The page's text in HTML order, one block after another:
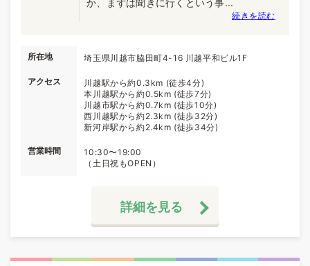
か、まずは聞きに行くという事...
続きを読む
所在地 埼玉県川越市脇田町4-16 川越平和ビル1F
アクセス
川越駅から約0.3km (徒歩4分)
本川越駅から約0.5km (徒歩7分)
川越市駅から約0.7km (徒歩10分)
西川越駅から約2.3km (徒歩32分)
新河岸駅から約2.4km (徒歩34分)
営業時間
10:30〜19:00
（土日祝もOPEN）
詳細を見る